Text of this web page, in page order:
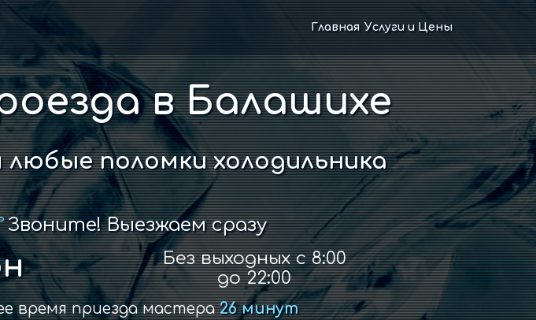
Главная Услуги и Цены
в Балашихе
поломки холодильника
Звоните! Выезжаем сразу
Без выходных с 8:00
до 22:00
время приезда мастера26 минут